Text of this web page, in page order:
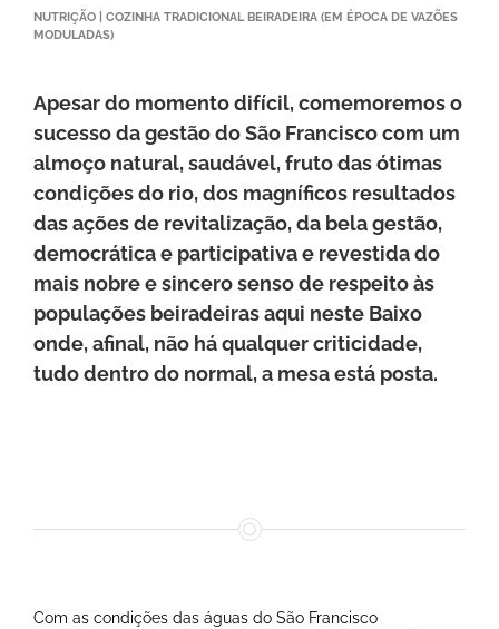
NUTRIÇÃO | COZINHA TRADICIONAL BEIRADEIRA (EM ÉPOCA DE VAZÕES
MODULADAS)
Apesar do momento difícil, comemoremos o
sucesso da gestão do São Francisco com um
almoço natural, saudável, fruto das ótimas
condições do rio, dos magníficos resultados
das ações de revitalização, da bela gestão,
democrática e participativa e revestida do
mais nobre e sincero senso de respeito às
populações beiradeiras aqui neste Baixo
onde, afinal, não há qualquer criticidade,
tudo dentro do normal, a mesa está posta.
Com as condições das águas do São Francisco